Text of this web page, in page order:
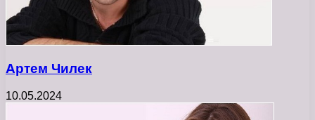
Артем Чилек
10.05.2024